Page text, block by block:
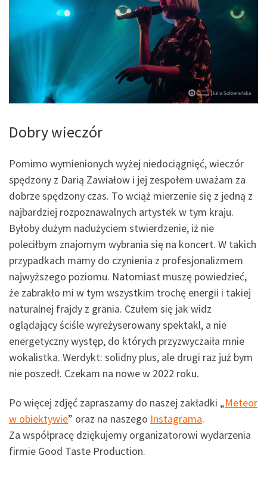
Dobry wieczór
Pomimo wymienionych wyżej niedociągnięć, wieczór
spędzony z Darią Zawiałow i jej zespołem uważam za
dobrze spędzony czas. To wciąż mierzenie się z jedną z
najbardziej rozpoznawalnych artystek w tym kraju.
Byłoby dużym nadużyciem stwierdzenie, iż nie
poleciłbym znajomym wybrania się na koncert. W takich
przypadkach mamy do czynienia z profesjonalizmem
najwyższego poziomu. Natomiast muszę powiedzieć,
że zabrakło mi w tym wszystkim trochę energii i takiej
naturalnej frajdy z grania. Czułem się jak widz
oglądający ściśle wyreżyserowany spektakl, a nie
energetyczny występ, do których przyzwyczaiła mnie
wokalistka. Werdykt: solidny plus, ale drugi raz już bym
nie poszedł. Czekam na nowe w 2022 roku.
Po więcej zdjęć zapraszamy do naszej zakładki „Meteor
w obiektywie” oraz na naszego Instagrama.
Za współpracę dziękujemy organizatorowi wydarzenia
firmie Good Taste Production.